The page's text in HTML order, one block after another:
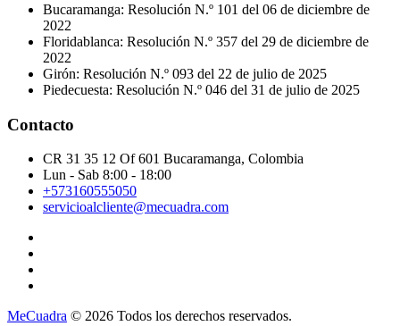
Bucaramanga: Resolución N.º 101 del 06 de diciembre de
2022
Floridablanca: Resolución N.º 357 del 29 de diciembre de
2022
Girón: Resolución N.º 093 del 22 de julio de 2025
Piedecuesta: Resolución N.º 046 del 31 de julio de 2025
Contacto
CR 31 35 12 Of 601 Bucaramanga, Colombia
Lun - Sab 8:00 - 18:00
+573160555050
servicioalcliente@mecuadra.com
MeCuadra © 2026 Todos los derechos reservados.